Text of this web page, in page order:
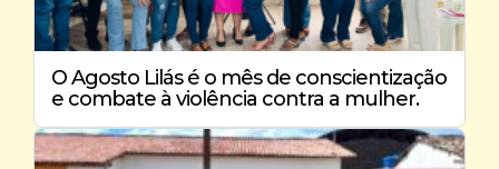
O Agosto Lilás é o mês de conscientização
e combate à violência contra a mulher.